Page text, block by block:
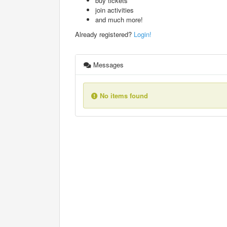
join activities
and much more!
Already registered? Login!
Messages
No items found